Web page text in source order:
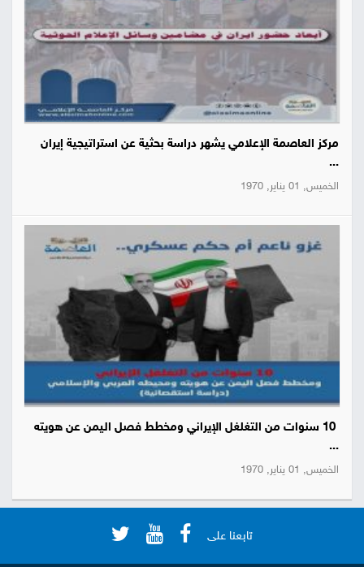
مركز العاصمة الإعلامي يشهر دراسة بحثية عن استراتيجية إيران
...
الخميس, 01 يناير, 1970
10 سنوات من التغلغل الإيراني ومخطط فصل اليمن عن هويته
...
الخميس, 01 يناير, 1970
تابعنا على